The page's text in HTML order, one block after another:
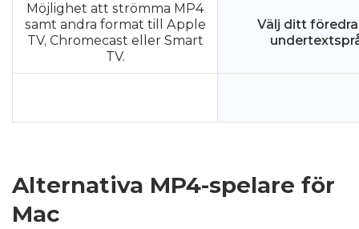
Möjlighet att strömma MP4
samt andra format till Apple
TV, Chromecast eller Smart
TV.
Välj ditt
Alternativa MP4-spelare för
Mac